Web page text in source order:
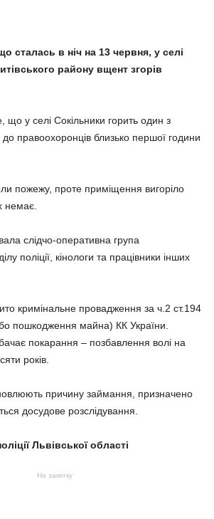
сталась в ніч на 13 червня, у селі
району вщент згорів
що у селі Сокільники горить один з
правоохоронців близько першої години
пожежу, проте приміщення вигоріло
немає.
слідчо-оперативна група
поліції, кінологи та працівники інших
кримінальне провадження за ч.2 ст.194
пошкодження майна) КК України.
покарання – позбавлення волі на
років.
причину займання, призначено
досудове розслідування.
Львівської області
На замітку